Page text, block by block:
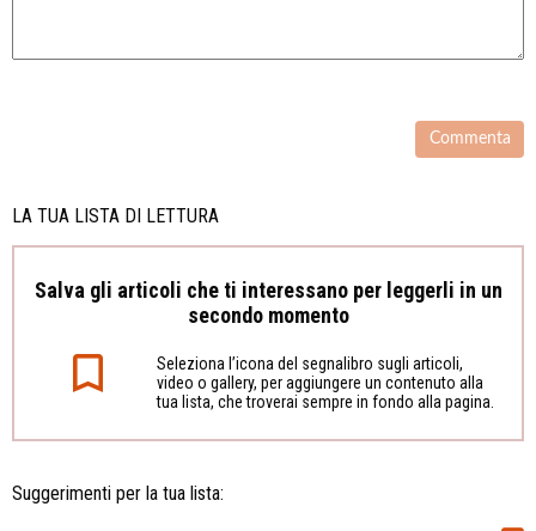
LA TUA LISTA DI LETTURA
Salva gli articoli che ti interessano per leggerli in un
secondo momento
Seleziona l’icona del segnalibro sugli articoli,
video o gallery, per aggiungere un contenuto alla
tua lista, che troverai sempre in fondo alla pagina.
Suggerimenti per la tua lista: